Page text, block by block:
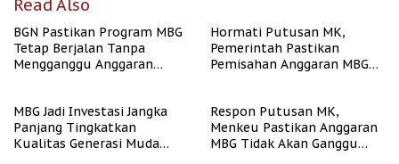
Read Also
BGN Pastikan Program MBG
Tetap Berjalan Tanpa
Mengganggu Anggaran
Hormati Putusan MK,
Pemerintah Pastikan
Pemisahan Anggaran MBG
MBG Jadi Investasi Jangka
Panjang Tingkatkan
Kualitas Generasi Muda
Respon Putusan MK,
Menkeu Pastikan Anggaran
MBG Tidak Akan Ganggu